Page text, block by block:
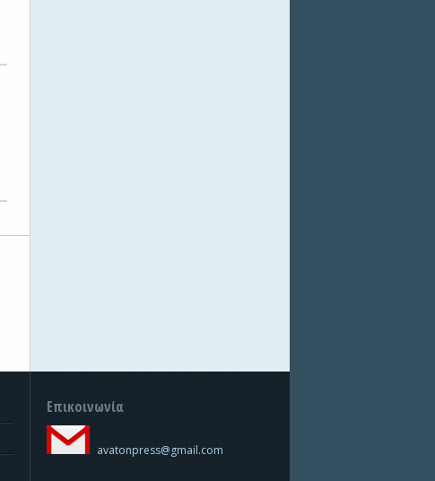
Επικοινωνία
avatonpress@gmail.com